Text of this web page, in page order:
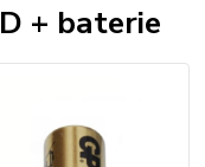
+ baterie